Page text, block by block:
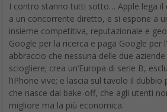
I contro stanno tutti sotto… Apple lega
a un concorrente diretto, e si espone a
insieme competitiva, reputazionale e
Google per la ricerca e paga Google per
abbraccio che nessuna delle due
sciogliere; crea un’Europa di serie B,
l’iPhone vive; e lascia sul tavolo il
che nasce dal bake-off, che agli utenti
migliore ma la più economica.